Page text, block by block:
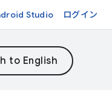
Studio ログイン